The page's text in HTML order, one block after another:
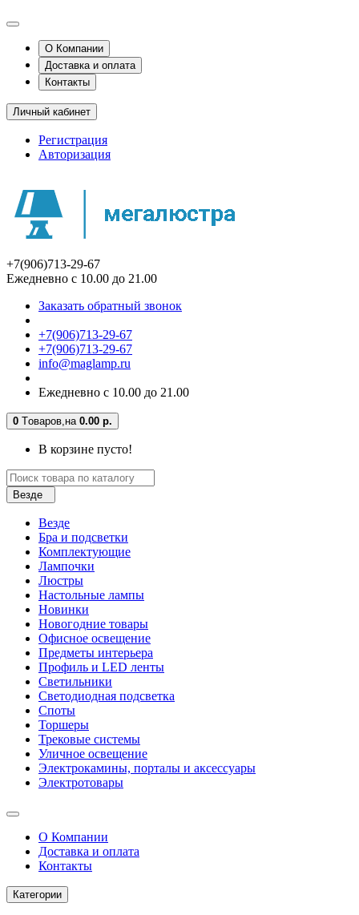
О Компании
Доставка и оплата
Контакты
Личный кабинет
Регистрация
Авторизация
+7(906)713-29-67
Ежедневно с 10.00 до 21.00
Заказать обратный звонок
+7(906)713-29-67
+7(906)713-29-67
info@maglamp.ru
Ежедневно с 10.00 до 21.00
0 Tоваров,на 0.00 р.
В корзине пусто!
Везде
Везде
Бра и подсветки
Комплектующие
Лампочки
Люстры
Настольные лампы
Новинки
Новогодние товары
Офисное освещение
Предметы интерьера
Профиль и LED ленты
Светильники
Светодиодная подсветка
Споты
Торшеры
Трековые системы
Уличное освещение
Электрокамины, порталы и аксессуары
Электротовары
О Компании
Доставка и оплата
Контакты
Категории